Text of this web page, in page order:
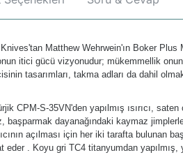
Matthew Wehrwein'ın Boker
itici gücü vizyonudur; mükemmellik
tasarımları, takma adları da dahil
CPM-S-35VN'den yapılmış ısırıcı,
başparmak dayanağındaki kaymaz
açılması için her iki tarafta bulunan
eder . Koyu gri TC4 titanyumdan